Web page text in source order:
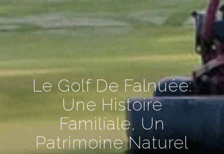
Le Golf De Falnuée:
Une Histoire
Familiale, Un
Patrimoine Naturel